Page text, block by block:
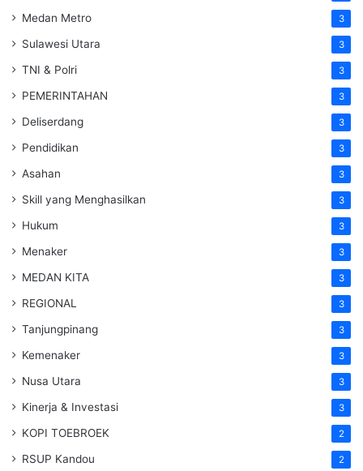
Medan Metro 3
Sulawesi Utara 3
TNI & Polri 3
PEMERINTAHAN 3
Deliserdang 3
Pendidikan 3
Asahan 3
Skill yang Menghasilkan 3
Hukum 3
Menaker 3
MEDAN KITA 3
REGIONAL 3
Tanjungpinang 3
Kemenaker 3
Nusa Utara 3
Kinerja & Investasi 3
KOPI TOEBROEK 2
RSUP Kandou 2